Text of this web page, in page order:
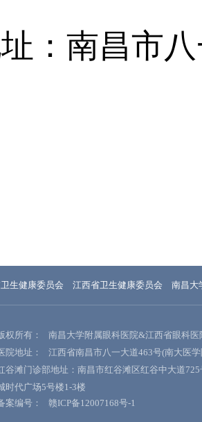
：南昌市
生健康委员会 江西省卫生健康委员会 南昌大
权所有：
南昌大学附属眼科医院&江西省眼科医
院地址：
江西省南昌市八一大道463号(南大医
谷滩门诊部地址：南昌市红谷滩区红谷中大道725
时代广场5号楼1-3楼
案编号：
赣ICP备12007168号-1